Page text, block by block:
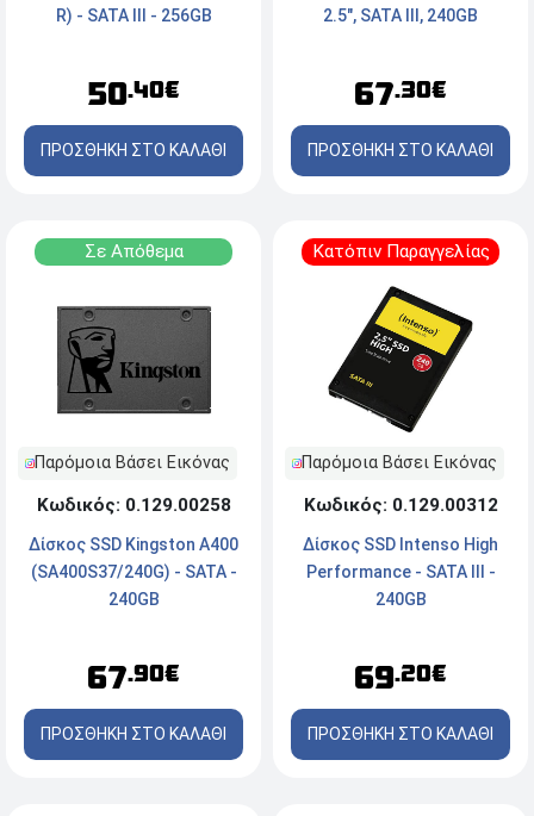
R) - SATA III - 256GB
50.40€
ΠΡΟΣΘΗΚΗ ΣΤΟ ΚΑΛΑΘΙ
2.5", SATA III, 240GB
67.30€
ΠΡΟΣΘΗΚΗ ΣΤΟ ΚΑΛΑΘΙ
Σε Απόθεμα
Παρόμοια Βάσει Εικόνας
Κωδικός: 0.129.00258
Δίσκος SSD Kingston A400
(SA400S37/240G) - SATA -
240GB
67.90€
ΠΡΟΣΘΗΚΗ ΣΤΟ ΚΑΛΑΘΙ
Κατόπιν Παραγγελίας
Παρόμοια Βάσει Εικόνας
Κωδικός: 0.129.00312
Δίσκος SSD Intenso High
Performance - SATA III -
240GB
69.20€
ΠΡΟΣΘΗΚΗ ΣΤΟ ΚΑΛΑΘΙ